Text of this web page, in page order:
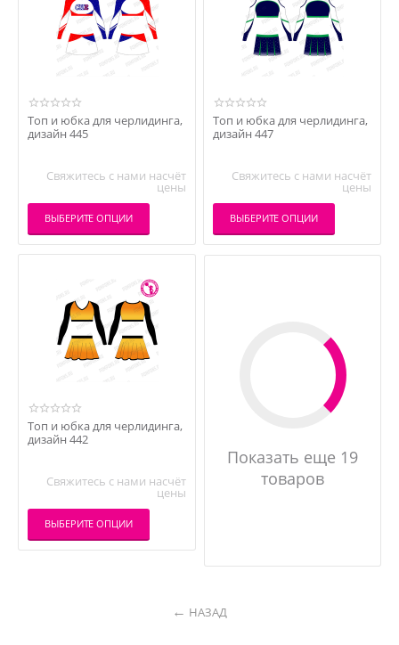
Топ и юбка для черлидинга,
дизайн 445
Свяжитесь с нами насчёт
цены
ВЫБЕРИТЕ ОПЦИИ
Топ и юбка для черлидинга,
дизайн 447
Свяжитесь с нами насчёт
цены
ВЫБЕРИТЕ ОПЦИИ
Топ и юбка для черлидинга,
дизайн 442
Свяжитесь с нами насчёт
цены
ВЫБЕРИТЕ ОПЦИИ
Показать еще 19
товаров
НАЗАД